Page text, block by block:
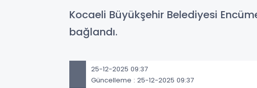
Kocaeli Büyükşehir Belediyesi
bağlandı.
25-12-2025 09:37
Güncelleme : 25-12-2025 09:37